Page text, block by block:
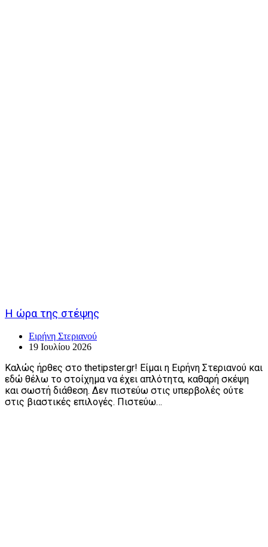
Η ώρα της στέψης
Ειρήνη Στεριανού
19 Ιουλίου 2026
Καλώς ήρθες στο thetipster.gr! Είμαι η Ειρήνη Στεριανού και
εδώ θέλω το στοίχημα να έχει απλότητα, καθαρή σκέψη
και σωστή διάθεση. Δεν πιστεύω στις υπερβολές ούτε
στις βιαστικές επιλογές. Πιστεύω…